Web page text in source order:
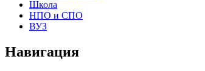
Школа
НПО и СПО
ВУЗ
Навигация